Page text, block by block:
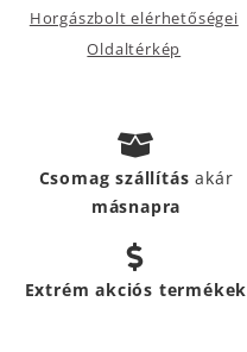
Horgászbolt elérhetőségei
Oldaltérkép
Csomag szállításakár
másnapra
Extrém akciós termékek